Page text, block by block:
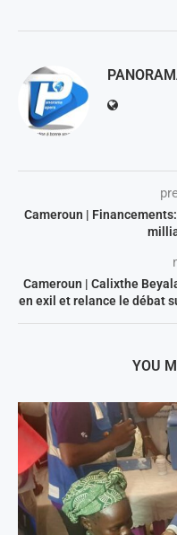
Cameroun |
Cameroun | Calixthe
en exil et relance le débat
YOU